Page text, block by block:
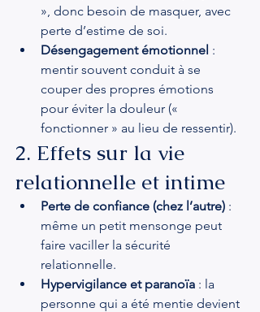
», donc besoin de masquer, avec
perte d’estime de soi.
Désengagement émotionnel :
mentir souvent conduit à se
couper des propres émotions
pour éviter la douleur («
fonctionner » au lieu de ressentir).
2. Effets sur la vie
relationnelle et intime
Perte de confiance (chez l’autre) :
même un petit mensonge peut
faire vaciller la sécurité
relationnelle.
Hypervigilance et paranoïa : la
personne qui a été mentie devient